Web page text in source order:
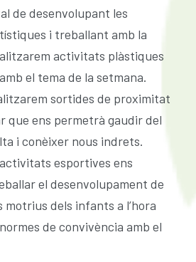
de desenvolupant les
i treballant amb la
activitats plàstiques
el tema de la setmana.
sortides de proximitat
que ens permetrà gaudir del
i conèixer nous indrets.
esportives ens
el desenvolupament de
motrius dels infants a l’hora
de convivència amb el